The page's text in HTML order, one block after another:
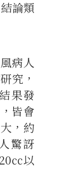
論類
病人
究，
果發
皆會
，約
驚訝
㏄以